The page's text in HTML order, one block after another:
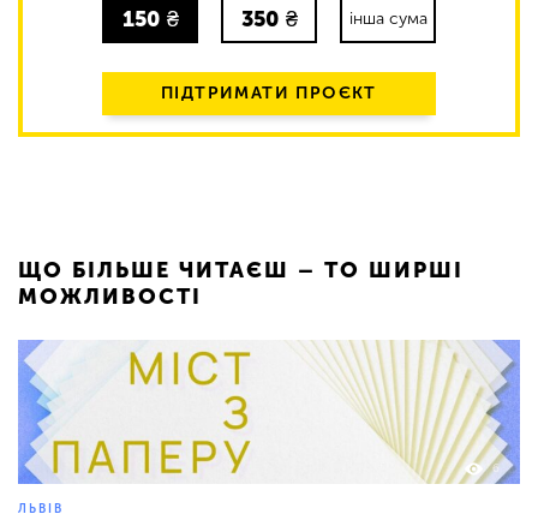
150 ₴ 350 ₴ інша сума
ПІДТРИМАТИ ПРОЄКТ
ЩО БІЛЬШЕ ЧИТАЄШ – ТО ШИРШІ
МОЖЛИВОСТІ
6
ЛЬВІВ